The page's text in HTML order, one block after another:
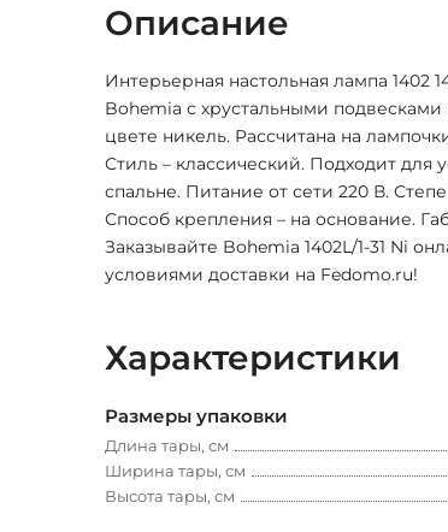
Описание
Интерьерная настольная лампа 1402
Bohemia с хрустальными подвесками
цвете никель. Рассчитана на
Стиль – классический. Подходит для
спальне. Питание от сети 220 В.
Способ крепления – на основание.
Заказывайте Bohemia 1402L/1-31 Ni
условиями доставки на Fedomo.ru!
Характеристики
Размеры упаковки
Длина тары, см
Ширина тары, см
Высота тары, см